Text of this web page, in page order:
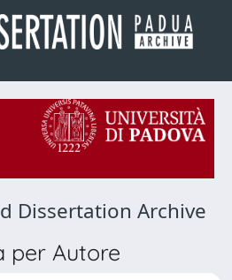
Dissertation Archive
per Autore